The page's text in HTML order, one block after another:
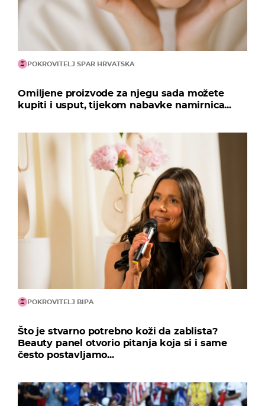
POKROVITELJ SPAR HRVATSKA
Omiljene proizvode za njegu sada možete
kupiti i usput, tijekom nabavke namirnica...
POKROVITELJ BIPA
Što je stvarno potrebno koži da zablista?
Beauty panel otvorio pitanja koja si i same
često postavljamo...